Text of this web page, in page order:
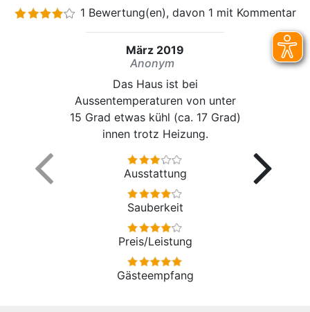
1 Bewertung(en), davon 1 mit Kommentar
März 2019
Anonym
Das Haus ist bei
Aussentemperaturen von unter
15 Grad etwas kühl (ca. 17 Grad)
innen trotz Heizung.
Ausstattung
Sauberkeit
Preis/Leistung
Gästeempfang